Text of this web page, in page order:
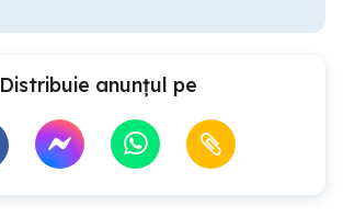
Distribuie anunțul pe